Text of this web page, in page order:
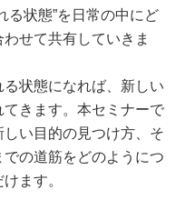
る状態”を日常の中にど
せて共有していきま
状態になれば、新しい
きます。本セミナーで
い目的の見つけ方、そ
の道筋をどのようにつ
ます。